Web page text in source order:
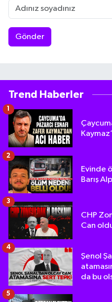
Gönder
Trend Haberler
Evinde
Barış
2
CHP
Can
3
Şenol
da bu
4
5